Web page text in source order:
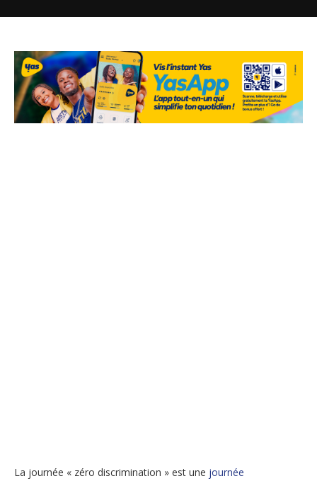
La journée « zéro discrimination » est une journée